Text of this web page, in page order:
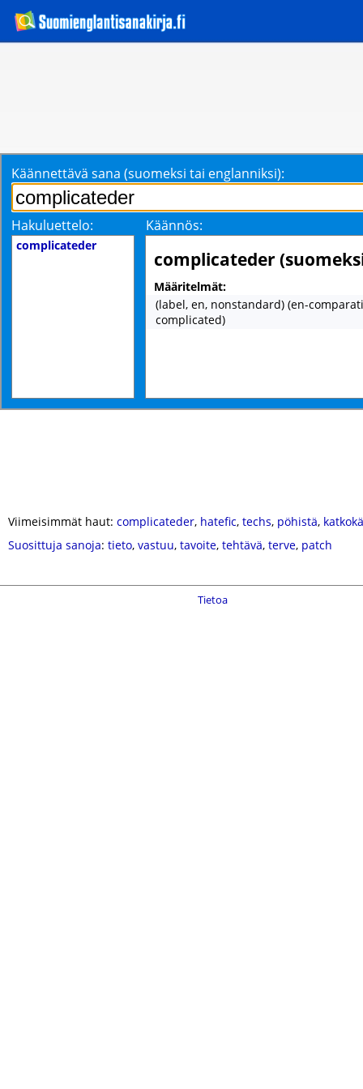
Käännettävä sana (suomeksi tai englanniksi):
Hakuluettelo: Käännös:
complicateder
complicateder
Määritelmät:
(label, en, nonstandard) (en-
complicated)
Viimeisimmät haut: complicateder, hatefic, techs, pöhistä,
Suosittuja sanoja: tieto, vastuu, tavoite, tehtävä, terve, patch
Tietoa